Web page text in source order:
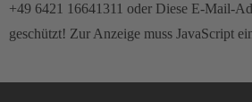
+49 6421 16641311 oder Diese E-Mail-
geschützt! Zur Anzeige muss JavaScript